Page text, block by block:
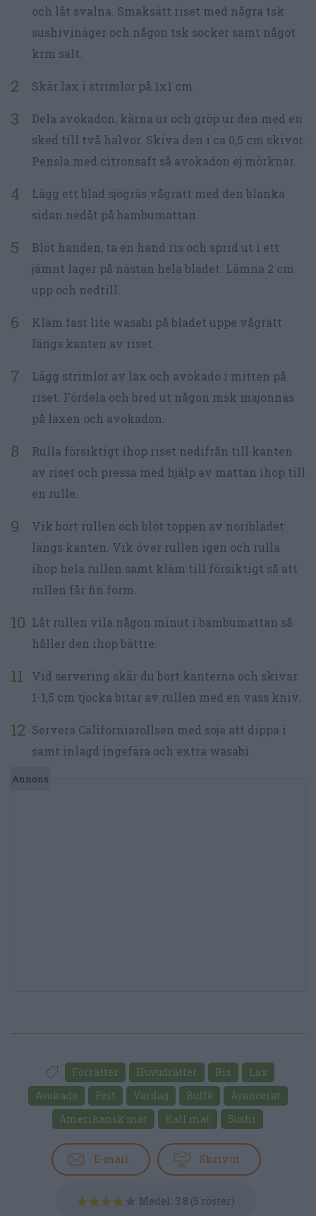
och låt svalna. Smaksätt riset med några tsk
sushivinäger och någon tsk socker samt något
krm salt.
Skär lax i strimlor på 1x1 cm.
Dela avokadon, kärna ur och gröp ur den med en
sked till två halvor. Skiva den i ca 0,5 cm skivor.
Pensla med citronsaft så avokadon ej mörknar.
Lägg ett blad sjögräs vågrätt med den blanka
sidan nedåt på bambumattan.
Blöt handen, ta en hand ris och sprid ut i ett
jämnt lager på nästan hela bladet. Lämna 2 cm
upp och nedtill.
Kläm fast lite wasabi på bladet uppe vågrätt
längs kanten av riset.
Lägg strimlor av lax och avokado i mitten på
riset. Fördela och bred ut någon msk majonnäs
på laxen och avokadon.
Rulla försiktigt ihop riset nedifrån till kanten
av riset och pressa med hjälp av mattan ihop till
en rulle.
Vik bort rullen och blöt toppen av noribladet
längs kanten. Vik över rullen igen och rulla
ihop hela rullen samt kläm till försiktigt så att
rullen får fin form.
Låt rullen vila någon minut i bambumattan så
håller den ihop bättre.
Vid servering skär du bort kanterna och skivar
1-1,5 cm tjocka bitar av rullen med en vass kniv.
Servera Californiarollsen med soja att dippa i
samt inlagd ingefära och extra wasabi.
Förrätter Huvudrätter Ris
Lax
Avokado
Fest Vardag Buffé
Avancerat
Amerikansk mat
Kall mat Sushi
E-mail Skriv ut
Medel: 3.8 (5 röster)